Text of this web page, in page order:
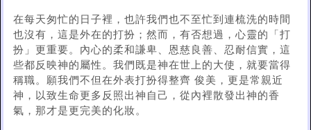
在每天匆忙的日子裡，也許我們也不至忙到連梳洗的時間
也沒有，這是外在的打扮；然而，有否想過，心靈的「打
扮」更重要。內心的柔和謙卑、恩慈良善、忍耐信實，這
些都反映神的屬性。我們既是神在世上的大使，就要當得
稱職。願我們不但在外表打扮得整齊 俊美，更是常親近
神，以致生命更多反照出神自己，從內裡散發出神的香
氣，那才是更完美的化妝。